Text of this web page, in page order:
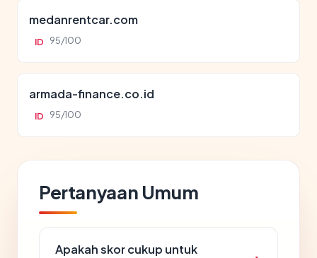
medanrentcar.com
ID 95/100
armada-finance.co.id
ID 95/100
Pertanyaan Umum
Apakah skor cukup untuk